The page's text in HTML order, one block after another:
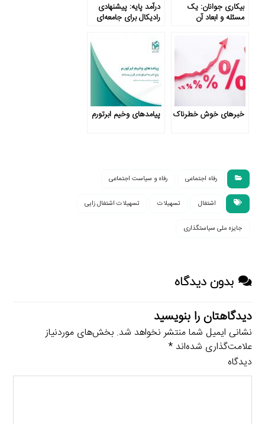
بیکاری جوانان: یک
مسئله و ابعاد آن
درآمد پایه: پیشنهادی
رادیکال برای جامعه­‌ای
خبرهای خوش خطرناک پیامدهای وخیم ابرتورم
رفاه اجتماعی رفاه و سیاست اجتماعی
اشتغال تسهیلات تسهیلات اشتغال زایی
جایزه ملی سیاستگذاری
بدون دیدگاه
دیدگاهتان را بنویسید
نشانی ایمیل شما منتشر نخواهد شد. بخش‌های موردنیاز
علامت‌گذاری شده‌اند*
دیدگاه